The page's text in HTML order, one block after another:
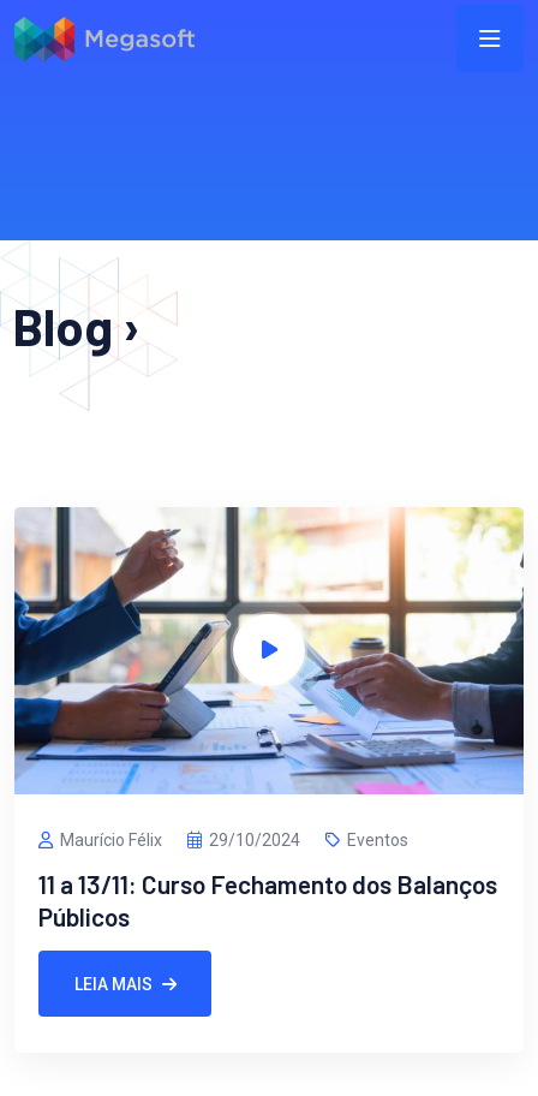
Blog ›
Maurício Félix 29/10/2024 Eventos
11 a 13/11: Curso Fechamento dos Balanços
Públicos
LEIA MAIS